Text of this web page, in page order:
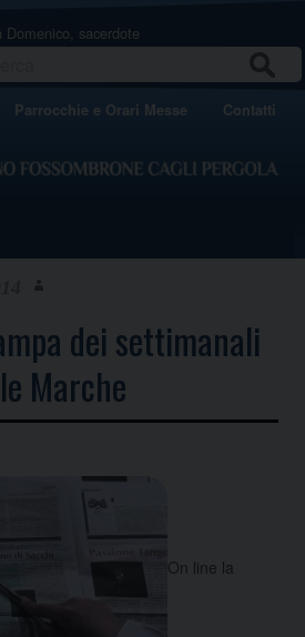
Domenico, sacerdote
Parrocchie e Orari Messe Contatti
dei settimanali
Marche
On line la